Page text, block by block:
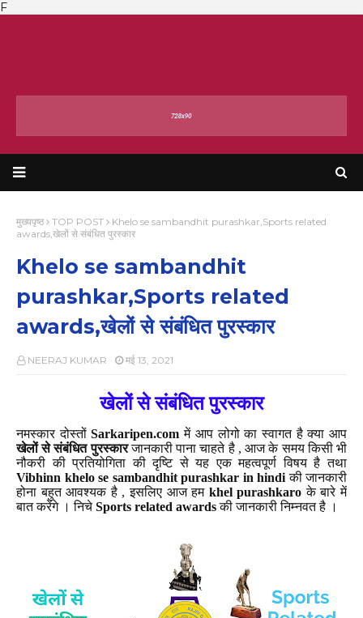
F
मुख्यपृष्ठ TOP POST
Khelo se sambandhit purashkar,Sports related
awards,खेलों से संबंधित पुरस्कार
Khelo se sambandhit
purashkar,Sports related
awards,खेलों से संबंधित पुरस्कार
NEERAJ KUMAR मई 13, 2021
खेलों से संबंधित पुरस्कार
नमस्कार दोस्तोंSarkaripen.com में आप लोगो का स्वागत है क्या आप
खेलों से संबंधित पुरस्कारजानकारी पाना चाहते है , आज के समय किसी भी
नौकरी की प्रतियोगिता की दृष्टि से यह एक महत्वपूर्ण विषय है तथा
Vibhinn khelo se sambandhit purashkar in hindiकी जानकारी
होना बहुत आवश्यक है , इसलिए आज हम khel purashkaro के बारे में
बात करेंगे । निचे Sports related awardsकी जानकारी निम्नवत है ।